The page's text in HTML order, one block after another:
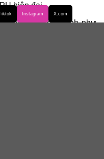
hiện đại.
bộ linh kiện chính như
Instagram X.com